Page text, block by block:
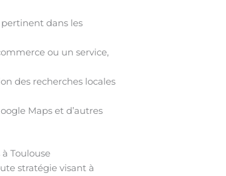
dans les
ou un service,
des recherches locales
Maps et d’autres
Toulouse
stratégie visant à